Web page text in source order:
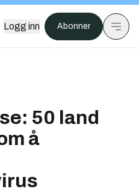
Logg inn Abonner
50 land
å